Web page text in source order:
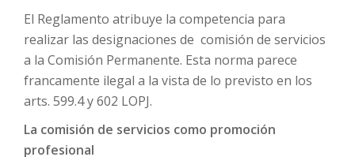
El Reglamento atribuye la competencia para
realizar las designaciones de comisión de servicios
a la Comisión Permanente. Esta norma parece
francamente ilegal a la vista de lo previsto en los
arts. 599.4 y 602 LOPJ.
La comisión de servicios como promoción
profesional